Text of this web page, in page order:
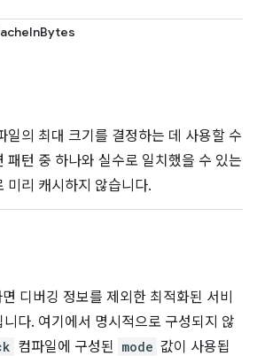
일의 최대 크기를 결정하는 데 사용할 수
패턴 중 하나와 실수로 일치했을 수 있는
미리 캐시하지 않습니다.
디버깅 정보를 제외한 최적화된 서비
다. 여기에서 명시적으로 구성되지 않
컴파일에 구성된 mode 값이 사용됩